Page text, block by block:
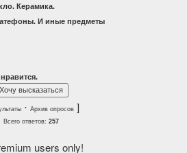
Керамика.
И иные предметы
· Архив опросов]
Всего ответов: 257
users only!